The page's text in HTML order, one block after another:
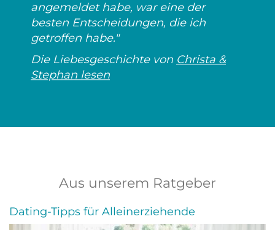
angemeldet habe, war eine der
besten Entscheidungen, die ich
getroffen habe."
Die Liebesgeschichte von Christa &
Stephan lesen
Aus unserem Ratgeber
Dating-Tipps für Alleinerziehende